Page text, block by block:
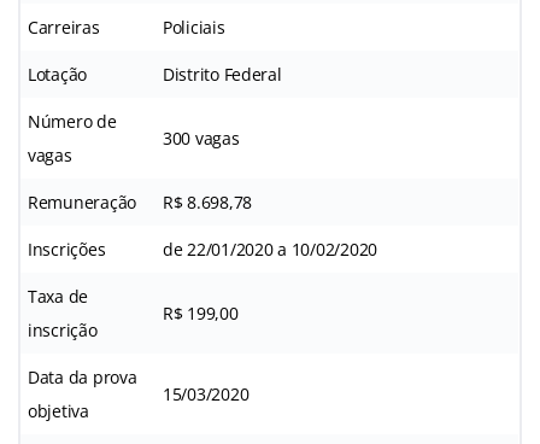
Carreiras Policiais
Lotação Distrito Federal
Número de
vagas
300 vagas
Remuneração R$ 8.698,78
Inscrições de 22/01/2020 a 10/02/2020
Taxa de
inscrição
R$ 199,00
Data da prova
objetiva
15/03/2020